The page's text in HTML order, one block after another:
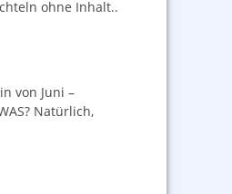
ohne Inhalt..
von Juni –
? Natürlich,